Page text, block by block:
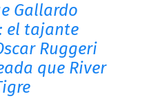
Gallardo
el tajante
Ruggeri
que River